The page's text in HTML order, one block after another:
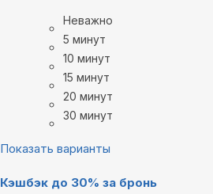
Неважно
5 минут
10 минут
15 минут
20 минут
30 минут
Показать варианты
Кэшбэк до 30% за бронь